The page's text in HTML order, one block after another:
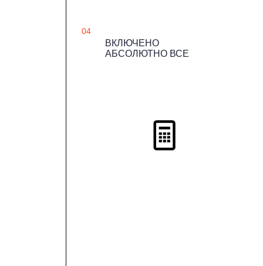
04
ВКЛЮЧЕНО
АБСОЛЮТНО ВСЕ